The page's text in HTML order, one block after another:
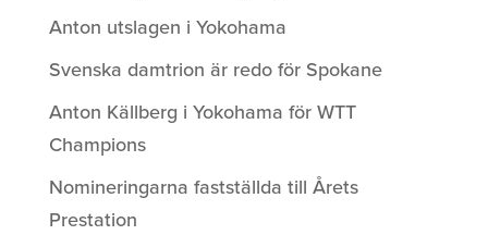
Anton utslagen i Yokohama
Svenska damtrion är redo för Spokane
Anton Källberg i Yokohama för WTT
Champions
Nomineringarna fastställda till Årets
Prestation